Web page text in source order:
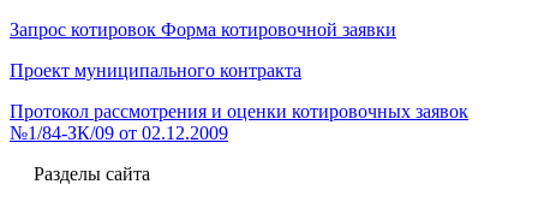
Запрос котировок Форма котировочной заявки
Проект муниципального контракта
Протокол рассмотрения и оценки котировочных заявок
№1/84-ЗК/09 от 02.12.2009
Разделы сайта